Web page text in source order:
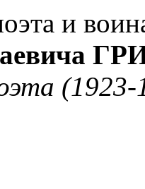
и
(1923-